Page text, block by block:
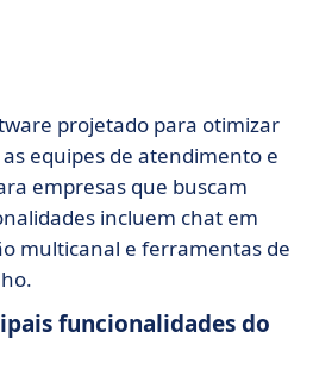
projetado para otimizar
equipes de atendimento e
empresas que buscam
incluem chat em
multicanal e ferramentas de
funcionalidades do